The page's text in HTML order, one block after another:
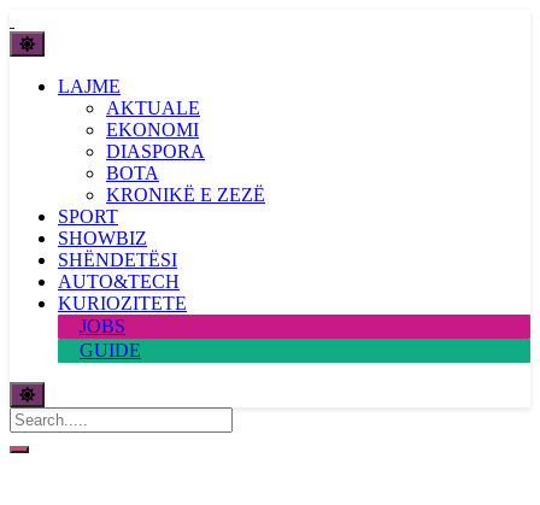
LAJME
AKTUALE
EKONOMI
DIASPORA
BOTA
KRONIKË E ZEZË
SPORT
SHOWBIZ
SHËNDETËSI
AUTO&TECH
KURIOZITETE
JOBS
GUIDE